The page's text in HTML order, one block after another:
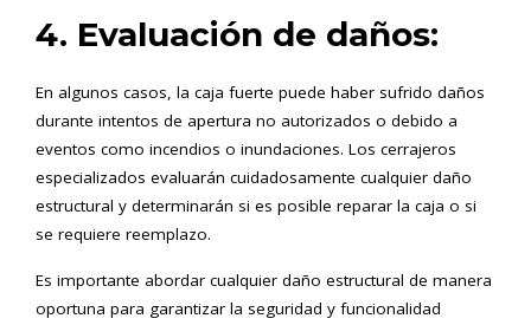
4. Evaluación de daños:
En algunos casos, la caja fuerte puede haber sufrido daños
durante intentos de apertura no autorizados o debido a
eventos como incendios o inundaciones. Los cerrajeros
especializados evaluarán cuidadosamente cualquier daño
estructural y determinarán si es posible reparar la caja o si
se requiere reemplazo.
Es importante abordar cualquier daño estructural de manera
oportuna para garantizar la seguridad y funcionalidad